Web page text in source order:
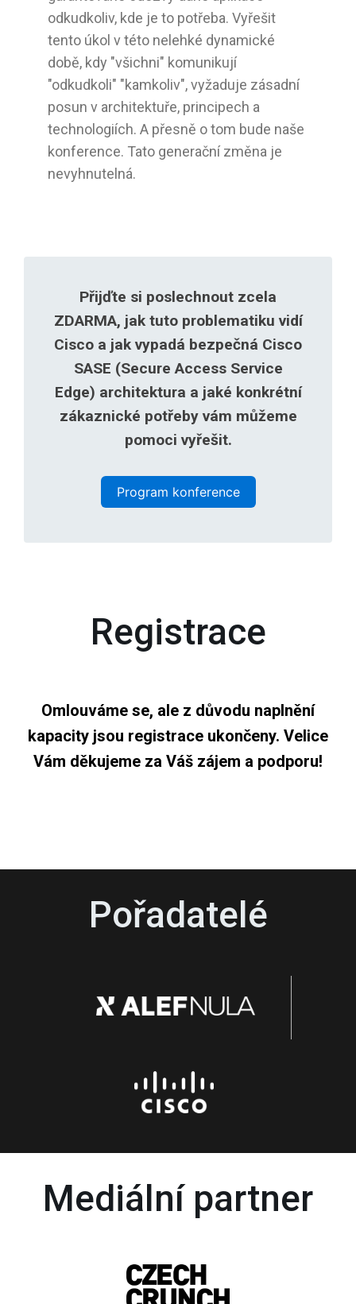
odkudkoliv, kde je to potřeba. Vyřešit
tento úkol v této nelehké dynamické
době, kdy "všichni" komunikují
"odkudkoli" "kamkoliv", vyžaduje zásadní
posun v architektuře, principech a
technologiích. A přesně o tom bude naše
konference. Tato generační změna je
nevyhnutelná.
Přijďte si poslechnout zcela
ZDARMA, jak tuto problematiku vidí
Cisco a jak vypadá bezpečná Cisco
SASE (Secure Access Service
Edge) architektura a jaké konkrétní
zákaznické potřeby vám můžeme
pomoci vyřešit.
Program konference
Registrace
Omlouváme se, ale z důvodu naplnění
kapacity jsou registrace ukončeny. Velice
Vám děkujeme za Váš zájem a podporu!
Pořadatelé
Mediální partner